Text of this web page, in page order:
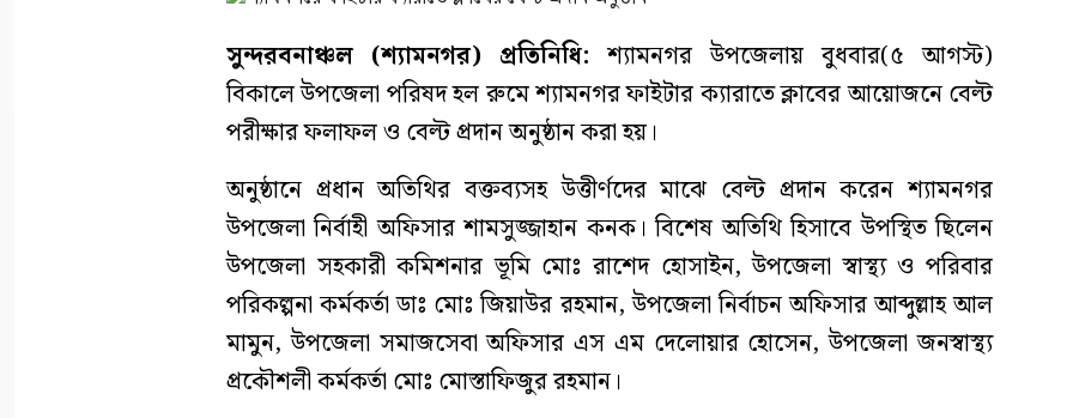
সুন্দরবনাঞ্চল (শ্যামনগর) প্রতিনিধি: শ্যামনগর উপজেলায় বুধবার(৫ আগস্ট)
বিকালে উপজেলা পরিষদ হল রুমে শ্যামনগর ফাইটার ক্যারাতে ক্লাবের আয়োজনে বেল্ট
পরীক্ষার ফলাফল ও বেল্ট প্রদান অনুষ্ঠান করা হয়।
অনুষ্ঠানে প্রধান অতিথির বক্তব্যসহ উত্তীর্ণদের মাঝে বেল্ট প্রদান করেন শ্যামনগর
উপজেলা নির্বাহী অফিসার শামসুজ্জাহান কনক। বিশেষ অতিথি হিসাবে উপস্থিত ছিলেন
উপজেলা সহকারী কমিশনার ভূমি মোঃ রাশেদ হোসাইন, উপজেলা স্বাস্থ্য ও পরিবার
পরিকল্পনা কর্মকর্তা ডাঃ মোঃ জিয়াউর রহমান, উপজেলা নির্বাচন অফিসার আব্দুল্লাহ আল
মামুন, উপজেলা সমাজসেবা অফিসার এস এম দেলোয়ার হোসেন, উপজেলা জনস্বাস্থ্য
প্রকৌশলী কর্মকর্তা মোঃ মোস্তাফিজুর রহমান।